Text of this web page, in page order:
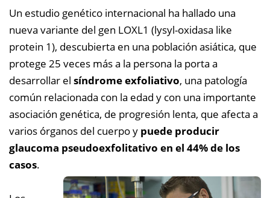
Un estudio genético internacional ha hallado una
nueva variante del gen LOXL1 (lysyl-oxidasa like
protein 1), descubierta en una población asiática, que
protege 25 veces más a la persona la porta a
desarrollar el síndrome exfoliativo, una patología
común relacionada con la edad y con una importante
asociación genética, de progresión lenta, que afecta a
varios órganos del cuerpo y puede producir
glaucoma pseudoexfolitativo en el 44% de los
casos.